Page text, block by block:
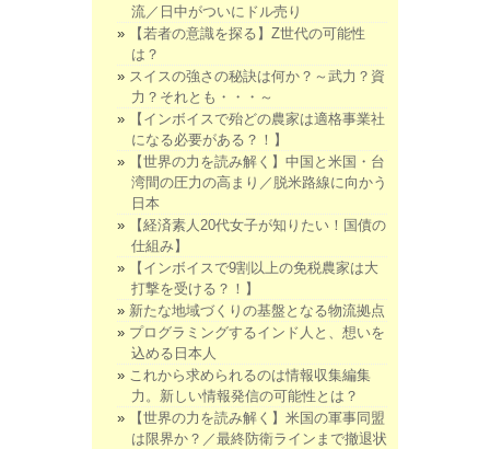
流／日中がついにドル売り
【若者の意識を探る】Z世代の可能性
は？
スイスの強さの秘訣は何か？～武力？資
力？それとも・・・～
【インボイスで殆どの農家は適格事業社
になる必要がある？！】
【世界の力を読み解く】中国と米国・台
湾間の圧力の高まり／脱米路線に向かう
日本
【経済素人20代女子が知りたい！国債の
仕組み】
【インボイスで9割以上の免税農家は大
打撃を受ける？！】
新たな地域づくりの基盤となる物流拠点
プログラミングするインド人と、想いを
込める日本人
これから求められるのは情報収集編集
力。新しい情報発信の可能性とは？
【世界の力を読み解く】米国の軍事同盟
は限界か？／最終防衛ラインまで撤退状